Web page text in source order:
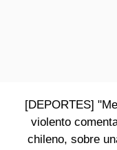
[DEPORTES]
violento
chileno, sobre